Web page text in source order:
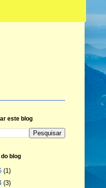
este blog
blog
(1)
(3)